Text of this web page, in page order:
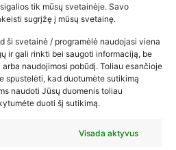
tik mūsų svetainėje. Savo
sugrįžę į mūsų svetainę.
ši svetainė / programėlė naudojasi viena
ir gali rinkti bei saugoti informaciją, be
naudojimosi pobūdį. Toliau esančioje
spustelėti, kad duotumėte sutikimą
naudoti Jūsų duomenis toliau
duoti šį sutikimą.
Visada aktyvus
–…